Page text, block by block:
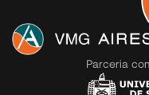
Contato
Parceria